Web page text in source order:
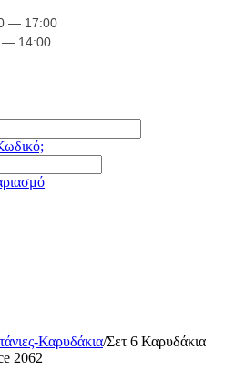
— 17:00
— 14:00
Καρυδάκια/Σετ 6 Καρυδάκια
2062